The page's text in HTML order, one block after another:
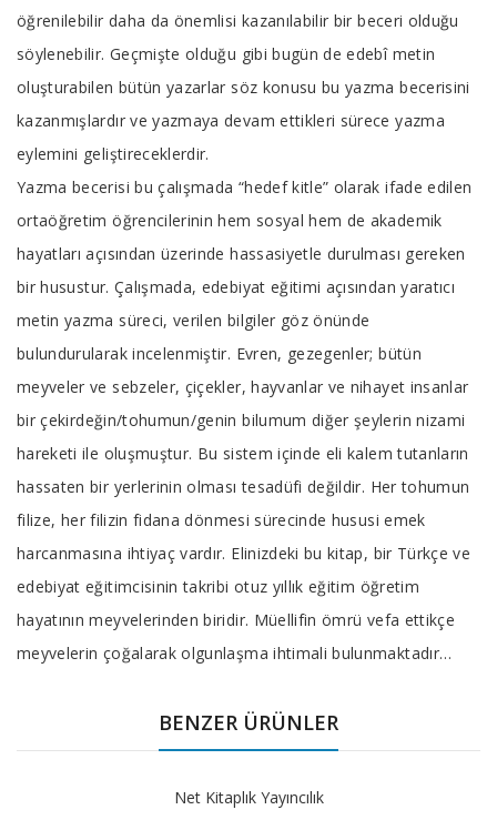
öğrenilebilir daha da önemlisi kazanılabilir bir beceri olduğu
söylenebilir. Geçmişte olduğu gibi bugün de edebî metin
oluşturabilen bütün yazarlar söz konusu bu yazma becerisini
kazanmışlardır ve yazmaya devam ettikleri sürece yazma
eylemini geliştireceklerdir.
Yazma becerisi bu çalışmada “hedef kitle” olarak ifade edilen
ortaöğretim öğrencilerinin hem sosyal hem de akademik
hayatları açısından üzerinde hassasiyetle durulması gereken
bir husustur. Çalışmada, edebiyat eğitimi açısından yaratıcı
metin yazma süreci, verilen bilgiler göz önünde
bulundurularak incelenmiştir. Evren, gezegenler; bütün
meyveler ve sebzeler, çiçekler, hayvanlar ve nihayet insanlar
bir çekirdeğin/tohumun/genin bilumum diğer şeylerin nizami
hareketi ile oluşmuştur. Bu sistem içinde eli kalem tutanların
hassaten bir yerlerinin olması tesadüfi değildir. Her tohumun
filize, her filizin fidana dönmesi sürecinde hususi emek
harcanmasına ihtiyaç vardır. Elinizdeki bu kitap, bir Türkçe ve
edebiyat eğitimcisinin takribi otuz yıllık eğitim öğretim
hayatının meyvelerinden biridir. Müellifin ömrü vefa ettikçe
meyvelerin çoğalarak olgunlaşma ihtimali bulunmaktadır…
BENZER ÜRÜNLER
Net Kitaplık Yayıncılık